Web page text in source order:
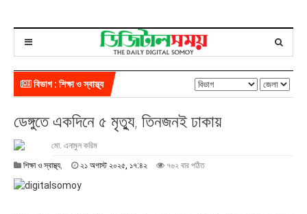
বিভাগ : শিক্ষা ও স্বাস্থ্য
ডেঙ্গুতে একদিনে ৫ মৃত্যু, তিনজনই ঢাকায়
মো. এনামুল করিম
শিক্ষা ও স্বাস্থ্য, ২১ অগাস্ট ২০২৫, ১৭:৪২ ৭৬২ বার পঠিত